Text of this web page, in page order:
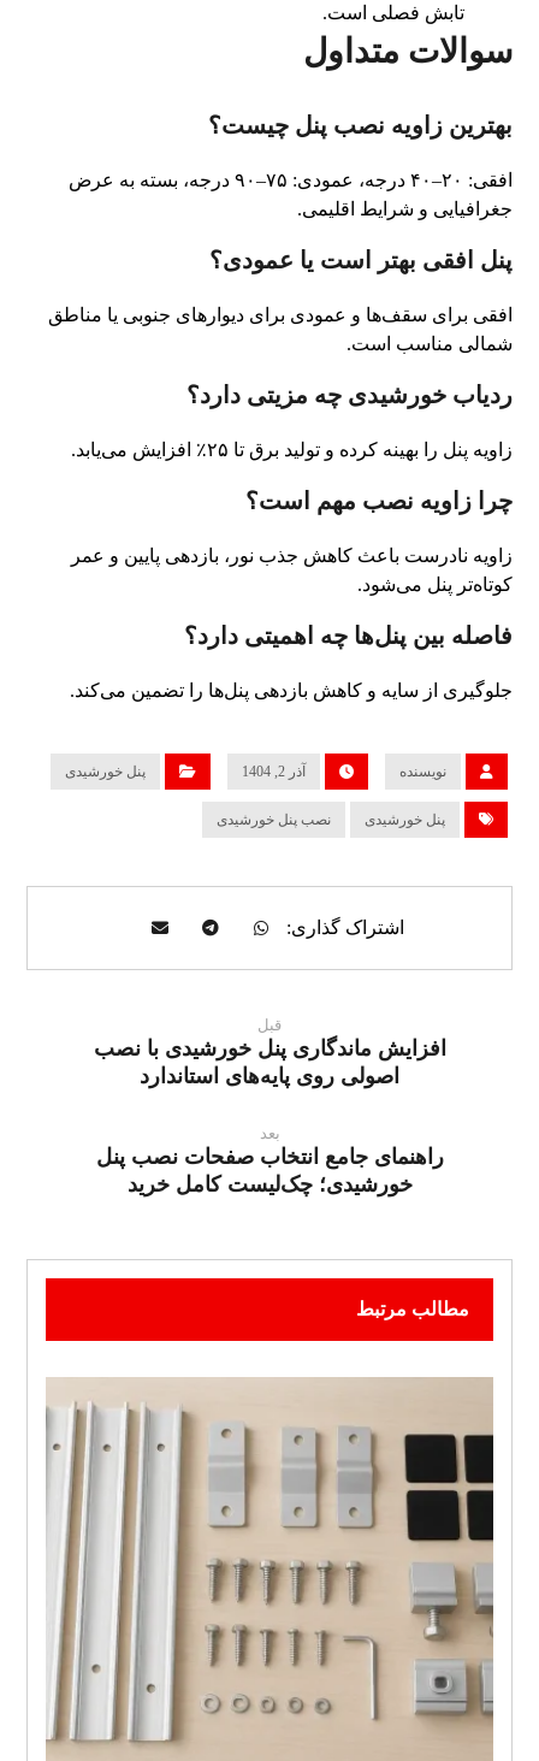
تابش فصلی است.
سوالات متداول
بهترین زاویه نصب پنل چیست؟
افقی: ۲۰–۴۰ درجه، عمودی: ۷۵–۹۰ درجه، بسته به عرض
جغرافیایی و شرایط اقلیمی.
پنل افقی بهتر است یا عمودی؟
افقی برای سقف‌ها و عمودی برای دیوارهای جنوبی یا مناطق
شمالی مناسب است.
ردیاب خورشیدی چه مزیتی دارد؟
زاویه پنل را بهینه کرده و تولید برق تا ۲۵٪ افزایش می‌یابد.
چرا زاویه نصب مهم است؟
زاویه نادرست باعث کاهش جذب نور، بازدهی پایین و عمر
کوتاه‌تر پنل می‌شود.
فاصله بین پنل‌ها چه اهمیتی دارد؟
جلوگیری از سایه و کاهش بازدهی پنل‌ها را تضمین می‌کند.
نویسنده آذر 2, 1404 پنل خورشیدی
پنل خورشیدی نصب پنل خورشیدی
قبل
افزایش ماندگاری پنل خورشیدی با نصب
اصولی روی پایه‌های استاندارد
بعد
راهنمای جامع انتخاب صفحات نصب پنل
خورشیدی؛ چک‌لیست کامل خرید
مطالب مرتبط